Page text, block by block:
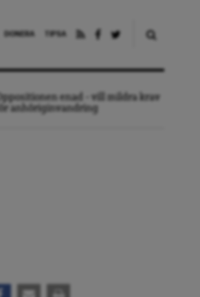
DONERA TIPSA
Oppositionen enad – vill mildra krav
för anhöriginvandring